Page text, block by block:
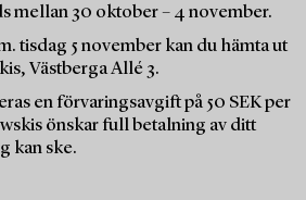
mellan 30 oktober – 4 november.
tisdag 5 november kan du hämta ut
Västberga Allé 3.
en förvaringsavgift på 50 SEK per
önskar full betalning av ditt
kan ske.